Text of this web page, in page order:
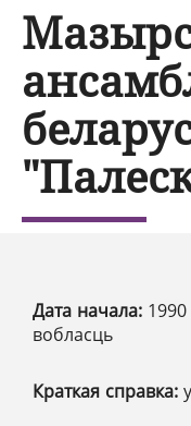
Дата начала:
вобласць
Краткая справка: